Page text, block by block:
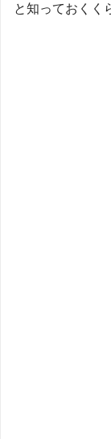
と知っておくく